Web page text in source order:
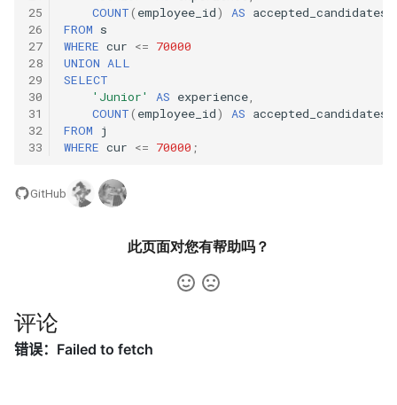
51. 数组中的逆序对
52. 两个链表的第一个公共节
53.1. 在排序数组中查找数字 I
53.2. ～ n-1 中缺失的数字
54. 二叉搜索树的第 k 大节点
55.2. 平衡二叉树
数字之和
50. 向下的路径节点之和
51. 节点之和最大的路径
52. 展平二叉搜索树
53. 二叉搜索树中的中序后继
54. 所有大于等于节点的值之
56. 二叉搜索树中两个节点之
8.13. 堆箱子
8.14. 布尔运算
10.1. 合并排序的数组
10.2. 变位词组
10.3. 搜索旋转数组
10.10. 数字流的秩
10.11. 峰与谷
25
26
27
28
29
30
31
32
33
COUNT( employee_id) AS accepted_candidates
FROM s
WHERE cur <= 70000
UNION ALL
SELECT
'Junior'
AS experience,
COUNT( employee_id) AS accepted_candidates
FROM
j
WHERE cur <= 70000 ;
GitHub
此页面对您有帮助吗？
评论